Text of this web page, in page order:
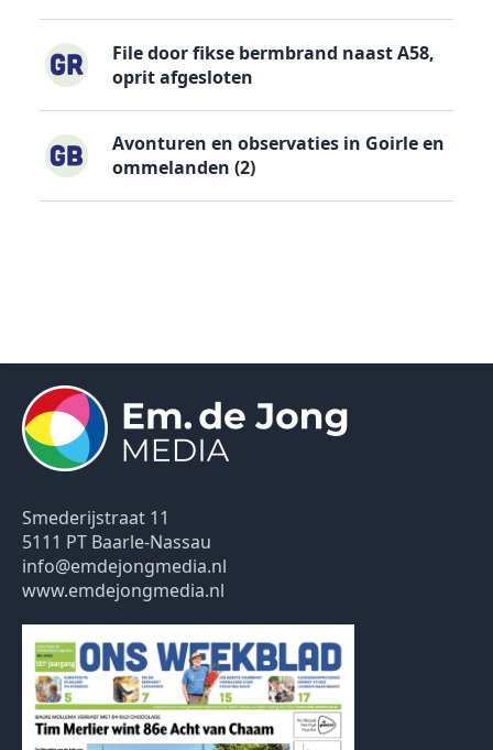
File door fikse bermbrand naast A58,
oprit afgesloten
Avonturen en observaties in Goirle en
ommelanden (2)
Smederijstraat 11
5111 PT Baarle-Nassau
info@emdejongmedia.nl
www.emdejongmedia.nl